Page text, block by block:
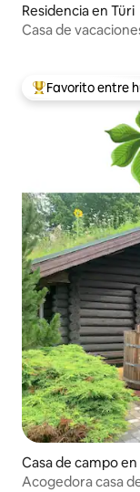
Residencia en Türi
Casa de
De los mejores en
Favorito entre
Casa de campo
Acogedora casa